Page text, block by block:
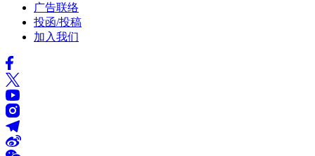
广告联络
投函/投稿
加入我们